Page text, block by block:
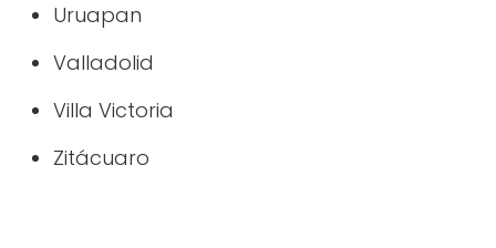
Uruapan
Valladolid
Villa Victoria
Zitácuaro